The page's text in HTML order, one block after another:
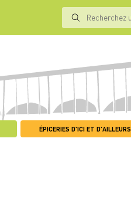
ÉPICERIES D'ICI ET D'AILLEURS